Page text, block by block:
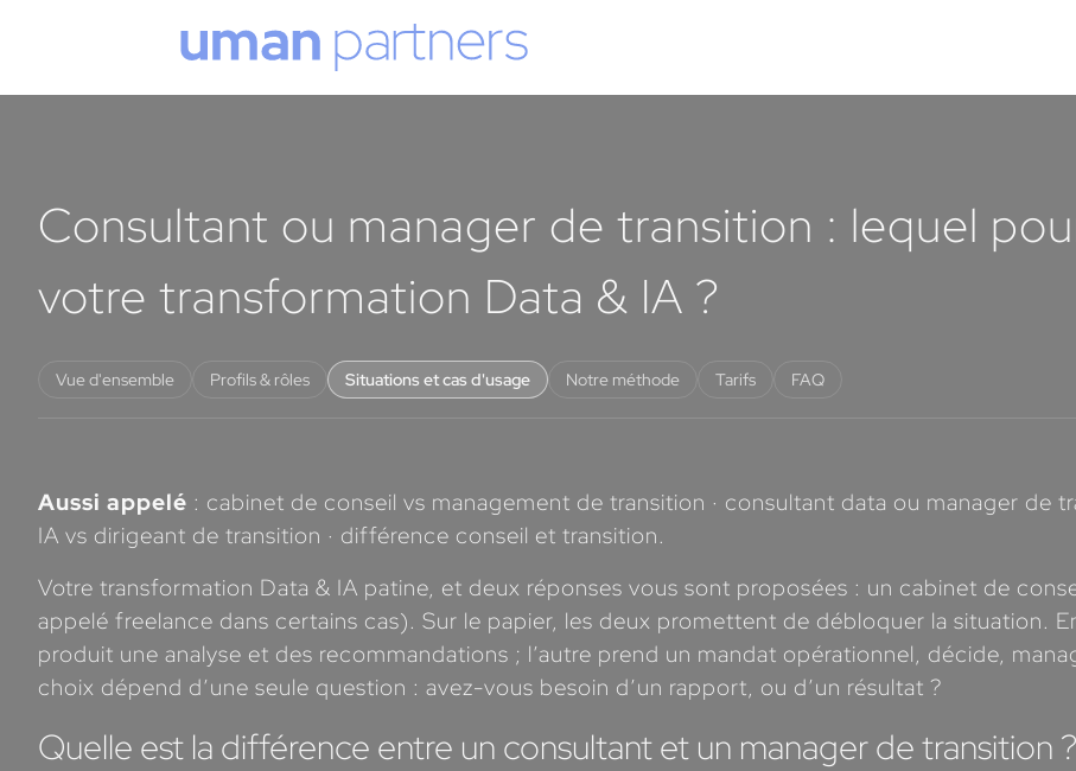
Consultant ou manager de transition : lequel
votre transformation Data & IA ?
Vue d'ensemble Profils & rôles Situations et cas d'usage Notre méthode Tarifs FAQ
Aussi appelé : cabinet de conseil vs management de transition · consultant data ou manager de
IA vs dirigeant de transition · différence conseil et transition.
Votre transformation Data & IA patine, et deux réponses vous sont proposées : un cabinet de
appelé freelance dans certains cas). Sur le papier, les deux promettent de débloquer la situation.
produit une analyse et des recommandations ; l’autre prend un mandat opérationnel, décide,
choix dépend d’une seule question : avez-vous besoin d’un rapport, ou d’un résultat ?
Quelle est la différence entre un consultant et un manager de transition ?